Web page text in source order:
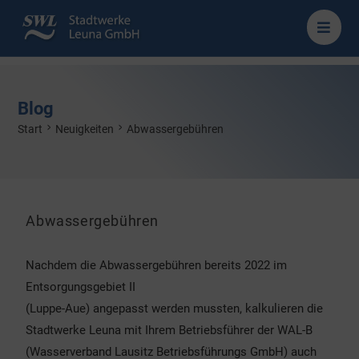
Blog
Start > Neuigkeiten > Abwassergebühren
Abwassergebühren
Nachdem die Abwassergebühren bereits 2022 im
Entsorgungsgebiet II
(Luppe-Aue) angepasst werden mussten, kalkulieren die
Stadtwerke Leuna mit Ihrem Betriebsführer der WAL-B
(Wasserverband Lausitz Betriebsführungs GmbH) auch